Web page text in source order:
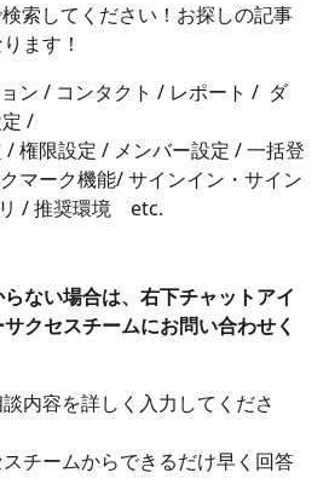
索してください！お探しの記事
ます！
ン / コンタクト / レポート /  ダ
定 /
権限設定 / メンバー設定 / 一括登
マーク機能/ サインイン・サイン
/ 推奨環境　etc.
ない場合は、右下チャットアイ
クセスチームにお問い合わせく
内容を詳しく入力してくださ
チームからできるだけ早く回答